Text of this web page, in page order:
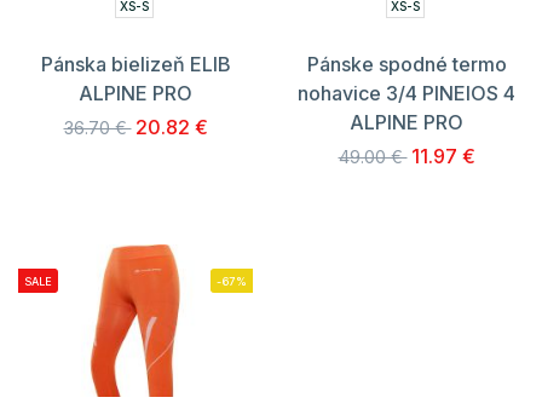
XS-S
Pánska bielizeň ELIB
ALPINE PRO
36.70 € 20.82 €
XS-S
Pánske spodné termo
nohavice 3/4 PINEIOS 4
ALPINE PRO
49.00 € 11.97 €
SALE -67%